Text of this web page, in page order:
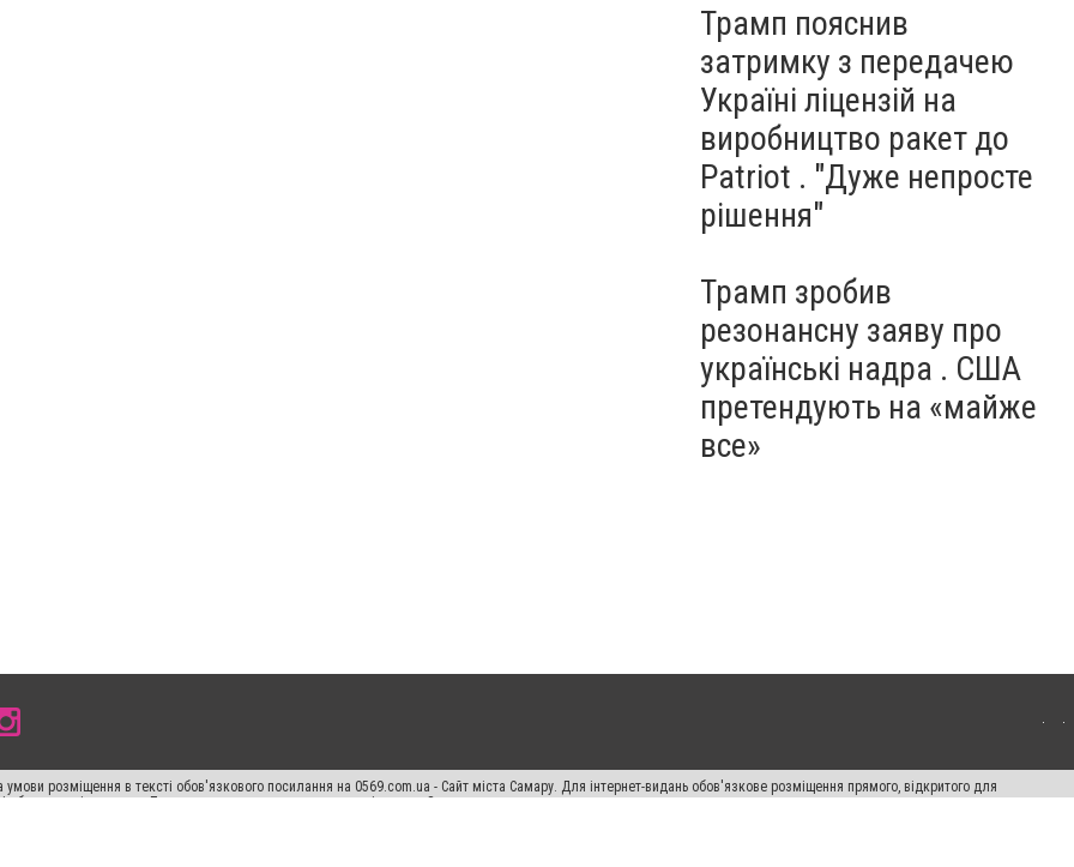
Трамп пояснив
затримку з передачею
Україні ліцензій на
виробництво ракет до
Patriot . "Дуже непросте
рішення"
Трамп зробив
резонансну заяву про
українські надра . США
претендують на «майже
все»
розміщення в тексті обов'язкового посилання на 0569.com.ua - Сайт міста Самару. Для інтернет-видань обов'язкове розміщення прямого, відкритого для
або в якості джерела. Порушення виняткових прав переслідується Законом.